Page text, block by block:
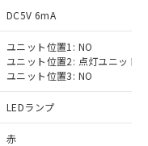
DC5V 6mA
ユニット位置1: NO
ユニット位置2: 点灯ユニット
ユニット位置3: NO
LEDランプ
赤
10物質）の
可能な商品で